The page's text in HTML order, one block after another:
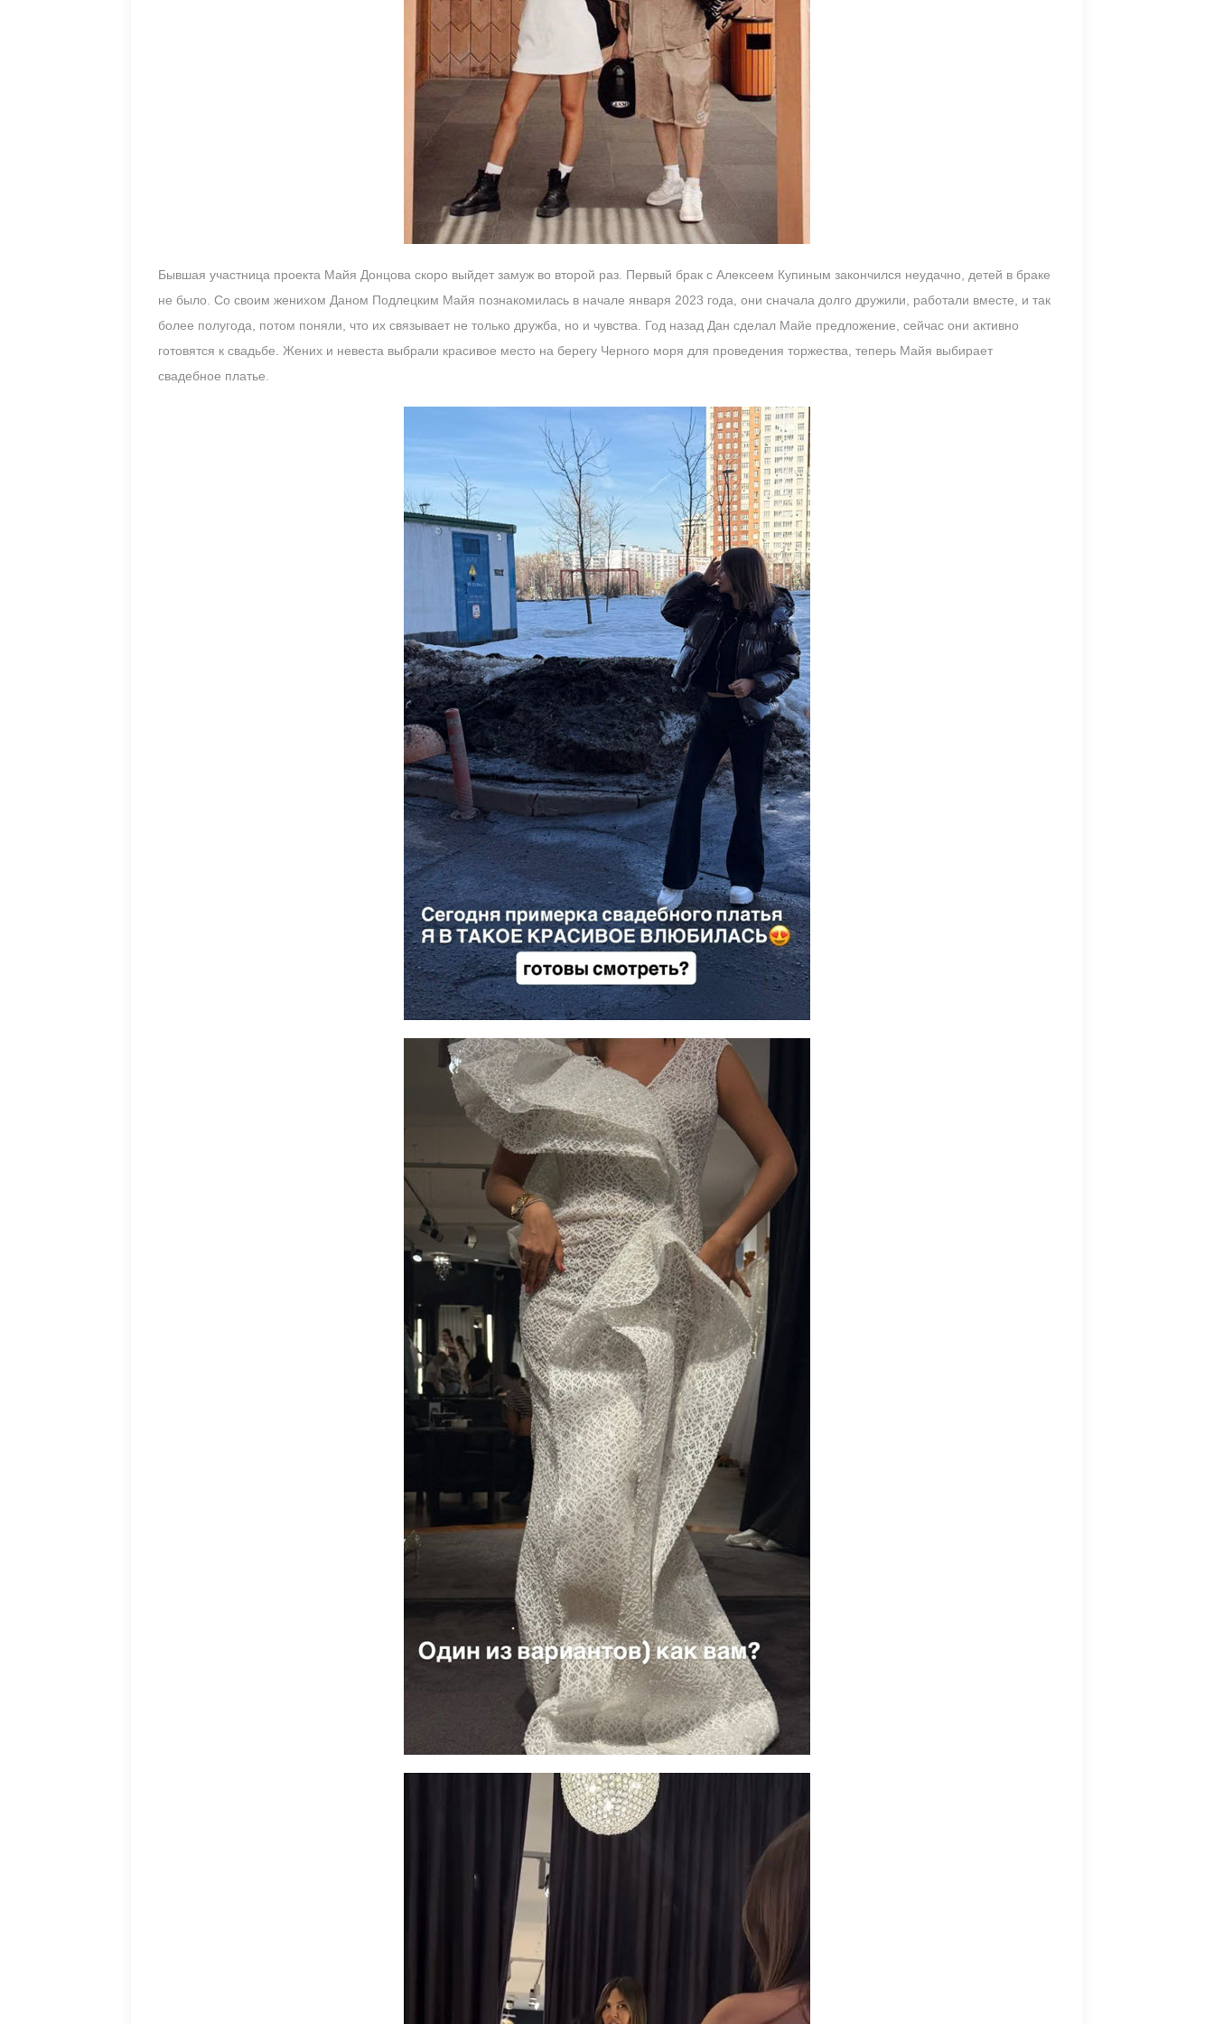
Бывшая участница проекта Майя Донцова скоро выйдет замуж во второй раз. Первый брак с Алексеем Купиным закончился неудачно, детей в браке
не было. Со своим женихом Даном Подлецким Майя познакомилась в начале января 2023 года, они сначала долго дружили, работали вместе, и так
более полугода, потом поняли, что их связывает не только дружба, но и чувства. Год назад Дан сделал Майе предложение, сейчас они активно
готовятся к свадьбе. Жених и невеста выбрали красивое место на берегу Чepнoго моря для проведения торжества, теперь Майя выбирает
свадебное платье.